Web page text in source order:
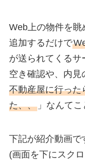
Web上の物件を眺
追加するだけで
が送られてくる
空き確認や、内見
不動産屋に行った
た、、」なんてこ
下記が紹介動画で
(画面を下にスク